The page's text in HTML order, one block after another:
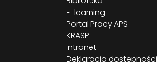
E-learning
Portal Pracy APS
KRASP
Intranet
Deklaracja dostępności